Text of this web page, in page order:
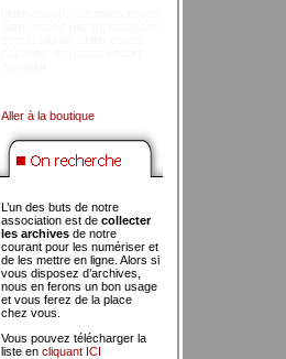
Aller à la boutique
L’un des buts de notre
association est de collecter
les archives de notre
courant pour les numériser et
de les mettre en ligne. Alors si
vous disposez d’archives,
nous en ferons un bon usage
et vous ferez de la place
chez vous.
Vous pouvez télécharger la
liste en cliquant ICI